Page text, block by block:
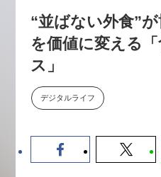
採用
セミナー
【8/
“並ばない外食”
を価値に変える
ス」
デジタルライフ